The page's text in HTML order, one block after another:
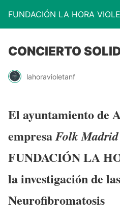
FUNDACIÓN LA HORA
CONCIERTO
lahoravioletanf
El ayuntamiento de
empresaFolk
FUNDACIÓN LA
la investigación de las
Neurofibromatosis